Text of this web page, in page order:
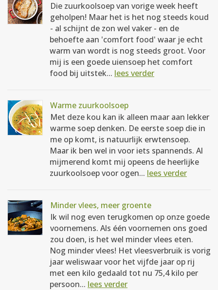
Die zuurkoolsoep van vorige week heeft
geholpen! Maar het is het nog steeds koud
- al schijnt de zon wel vaker - en de
behoefte aan 'comfort food' waar je echt
warm van wordt is nog steeds groot. Voor
mij is een goede uiensoep het comfort
food bij uitstek... lees verder
Warme zuurkoolsoep
Met deze kou kan ik alleen maar aan lekker
warme soep denken. De eerste soep die in
me op komt, is natuurlijk erwtensoep.
Maar ik ben wel in voor iets spannends. Al
mijmerend komt mij opeens de heerlijke
zuurkoolsoep voor ogen... lees verder
Minder vlees, meer groente
Ik wil nog even terugkomen op onze goede
voornemens. Als één voornemen ons goed
zou doen, is het wel minder vlees eten.
Nog minder vlees! Het vleesverbruik is vorig
jaar weliswaar voor het vijfde jaar op rij
met een kilo gedaald tot nu 75,4 kilo per
persoon... lees verder